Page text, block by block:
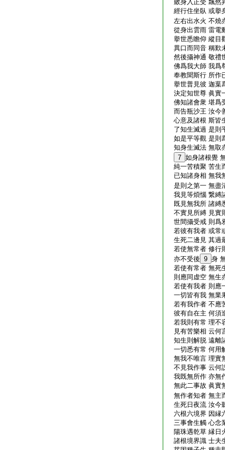
斂身入正受 飄然
經行住坐臥 或擧
左右出水火 不燒
從身出雲雨 雷電
擧世悉瞻仰 縱目
異口而同音 稱歎
然後攝神通 敬禮
佛爲我大師 我爲
奉教聞斯行 所作
擧世普見彼 迦葉
決定知世尊 眞實
佛知諸會衆 堪爲
而告瓶沙王 汝今
心意及諸根 斯皆
了知生滅過 是則
如是平等觀 是則
知身生滅法 無取
7 如身諸根覺
純一苦積聚 苦生
已知諸身相 無我
是則之第一 無盡
我見等煩惱 繋縛
既見無我所 諸縛
不實見所縛 見實
世間攝受戒 則爲
若彼有我者 或常
生死二邊見 其過
若使無常者 修行
亦不受後 9 身
若使有常者 無死
則應同虚空 無生
若使有我者 則應
一切皆有我 無業
若有我作者 不應
彼有自在主 何須
若我則有常 理不
見有苦樂相 云何
知生則解脱 遠離
一切悉有常 何用
無我不唯言 理實
不見我作事 云何
我既無所作 亦無
無此二事故 眞實
無作者知者 無主
生死日夜流 汝今
六根六境界 因縁
三事會生觸 心念
陽珠遇乾草 縁日
諸根境界識 士夫